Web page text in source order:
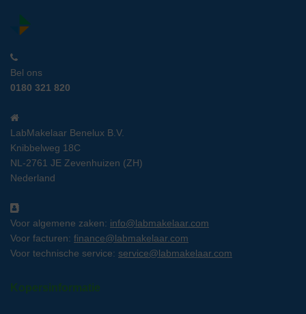
Bel ons
0180 321 820
LabMakelaar Benelux B.V.
Knibbelweg 18C
NL-2761 JE Zevenhuizen (ZH)
Nederland
Voor algemene zaken: info@labmakelaar.com
Voor facturen: finance@labmakelaar.com
Voor technische service: service@labmakelaar.com
Kopersinformatie